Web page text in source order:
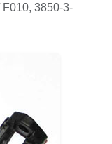
F010, 3850-3-